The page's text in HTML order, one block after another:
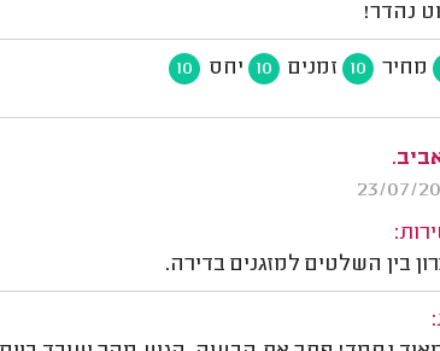
נהדר!
מחיר 10 זמנים 10 יחס 10
בין השלטים למזגנים בדירה.